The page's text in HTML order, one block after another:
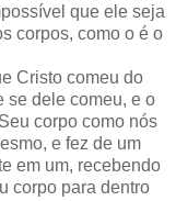
que ele seja
corpos, como o é o
Cristo comeu do
se dele comeu, e o
corpo como nós
e fez de um
em um, recebendo
corpo para dentro